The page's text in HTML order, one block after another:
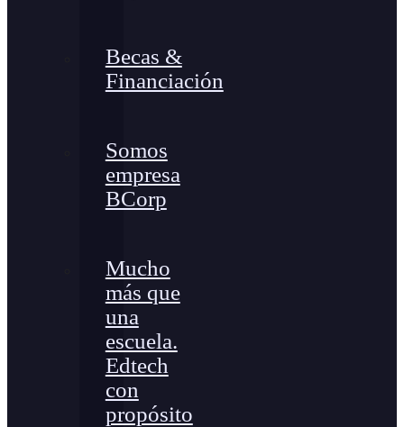
Becas &
Financiación
Somos
empresa
BCorp
Mucho
más que
una
escuela.
Edtech
con
propósito